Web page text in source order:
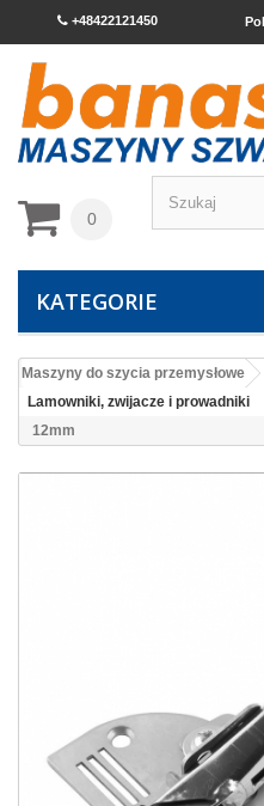
+48422121450
0
KATEGORIE
Maszyny do szycia przemysłowe
Lamowniki, zwijacze i prowadniki
12mm